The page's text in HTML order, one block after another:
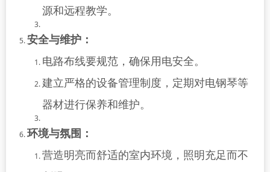
源和远程教学。
安全与维护：
电路布线要规范，确保用电安全。
建立严格的设备管理制度，定期对电钢琴等
器材进行保养和维护。
环境与氛围：
营造明亮而舒适的室内环境，照明充足而不